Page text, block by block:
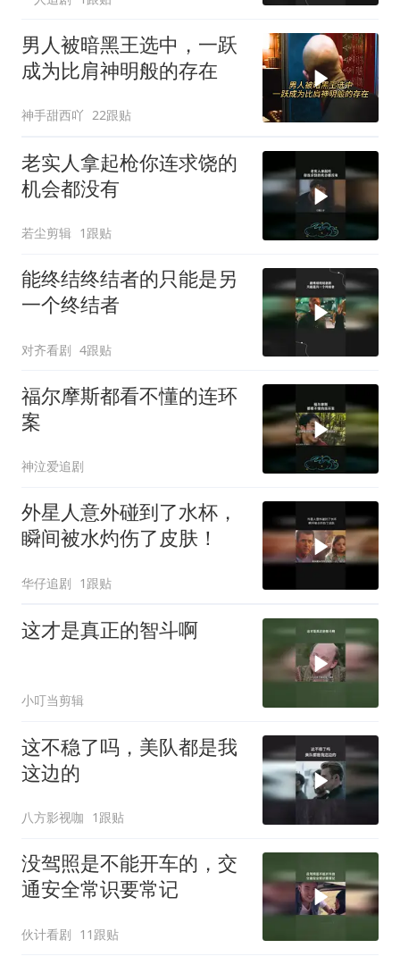
男人被暗黑王选中，一跃
成为比肩神明般的存在
神手甜西吖 22跟贴
老实人拿起枪你连求饶的
机会都没有
若尘剪辑 1跟贴
能终结终结者的只能是另
一个终结者
对齐看剧 4跟贴
福尔摩斯都看不懂的连环
案
神泣爱追剧
外星人意外碰到了水杯，
瞬间被水灼伤了皮肤！
华仔追剧 1跟贴
这才是真正的智斗啊
小叮当剪辑
这不稳了吗，美队都是我
这边的
八方影视咖 1跟贴
没驾照是不能开车的，交
通安全常识要常记
伙计看剧 11跟贴